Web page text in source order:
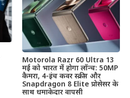
Motorola Razr 60 Ultra 13
मई को भारत में होगा लॉन्च: 50MP
कैमरा, 4-इंच कवर स्क्रीन और
Snapdragon 8 Elite प्रोसेसर के
साथ धमाकेदार वापसी